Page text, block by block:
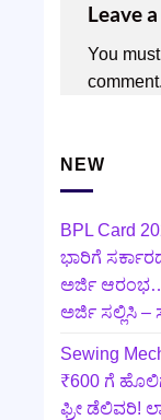
Leave
You
comment.
NEW
BPL Card
ಭಾರಿಗೆ
ಅರ್ಜಿ ಆರಂಭ…!
ಅರ್ಜಿ ಸಲ್ಲಿಸಿ
Sewing
₹600 ಗೆ
ಫ್ರೀ ಡೆಲಿವರಿ!